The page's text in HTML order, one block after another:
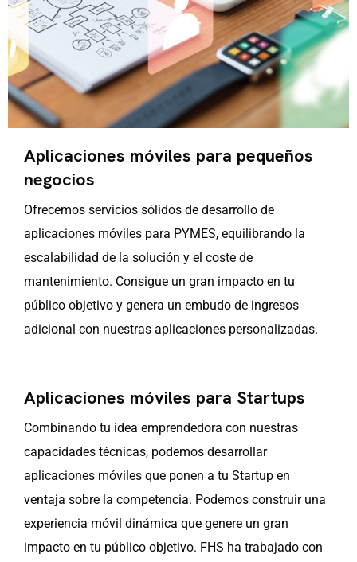
Aplicaciones móviles para pequeños
negocios
Ofrecemos servicios sólidos de desarrollo de
aplicaciones móviles para PYMES, equilibrando la
escalabilidad de la solución y el coste de
mantenimiento. Consigue un gran impacto en tu
público objetivo y genera un embudo de ingresos
adicional con nuestras aplicaciones personalizadas.
Aplicaciones móviles para Startups
Combinando tu idea emprendedora con nuestras
capacidades técnicas, podemos desarrollar
aplicaciones móviles que ponen a tu Startup en
ventaja sobre la competencia. Podemos construir una
experiencia móvil dinámica que genere un gran
impacto en tu público objetivo. FHS ha trabajado con